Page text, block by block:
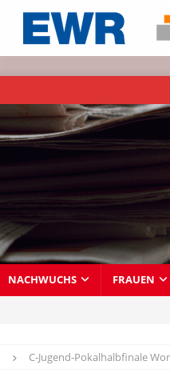
NACHWUCHS FRAUEN
C-Jugend-Pokalhalbfinale